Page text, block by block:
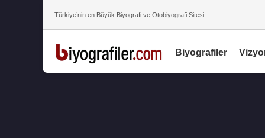
Türkiye’nin en Büyük Biyografi ve Otobiyografi Sitesi
Biyografiler